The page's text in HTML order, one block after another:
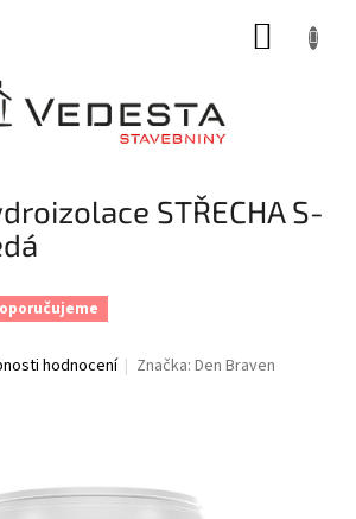
STŘECHA S-
hodnocení Značka:Den Braven